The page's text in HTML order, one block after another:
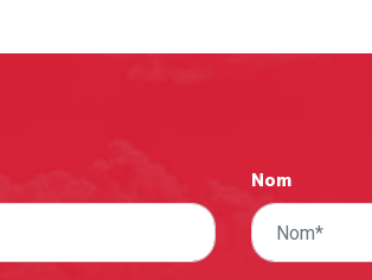
Nom